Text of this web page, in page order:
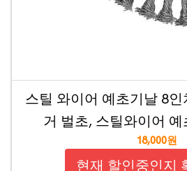
스틸 와이어 예초기날 8
거 벌초, 스틸와이어 예
18,000원
현재 할인중인지